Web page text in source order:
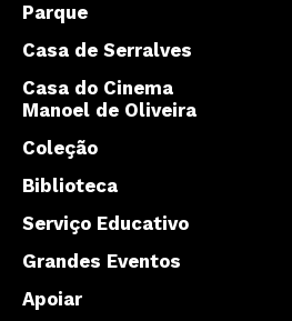
Parque
Casa de Serralves
Casa do Cinema
Manoel de Oliveira
Coleção
Biblioteca
Serviço Educativo
Grandes Eventos
Apoiar